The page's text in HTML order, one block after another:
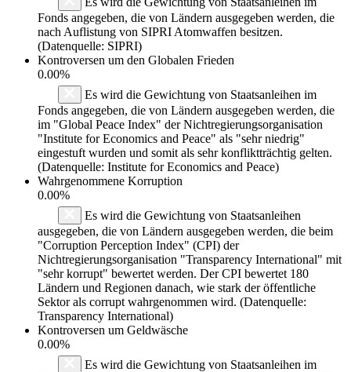
Fonds angegeben, die von Ländern ausgegeben werden, die
nach Auflistung von SIPRI Atomwaffen besitzen.
(Datenquelle: SIPRI)
Kontroversen um den Globalen Frieden
0.00%
Es wird die Gewichtung von Staatsanleihen im
Fonds angegeben, die von Ländern ausgegeben werden, die
im "Global Peace Index" der Nichtregierungsorganisation
"Institute for Economics and Peace" als "sehr niedrig"
eingestuft wurden und somit als sehr konfliktträchtig gelten.
(Datenquelle: Institute for Economics and Peace)
Wahrgenommene Korruption
0.00%
Es wird die Gewichtung von Staatsanleihen
ausgegeben, die von Ländern ausgegeben werden, die beim
"Corruption Perception Index" (CPI) der
Nichtregierungsorganisation "Transparency International" mit
"sehr korrupt" bewertet werden. Der CPI bewertet 180
Ländern und Regionen danach, wie stark der öffentliche
Sektor als corrupt wahrgenommen wird. (Datenquelle:
Transparency International)
Kontroversen um Geldwäsche
0.00%
Es wird die Gewichtung von Staatsanleihen im